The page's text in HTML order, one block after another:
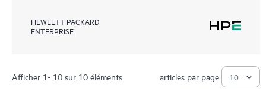
HEWLETT PACKARD
ENTERPRISE
Afficher 1- 10 sur 10 éléments articles par page